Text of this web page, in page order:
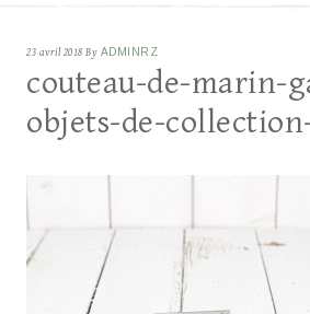
23 avril 2018 By ADMINRZ
couteau-de-marin-
objets-de-